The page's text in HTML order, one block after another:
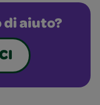
di aiuto?